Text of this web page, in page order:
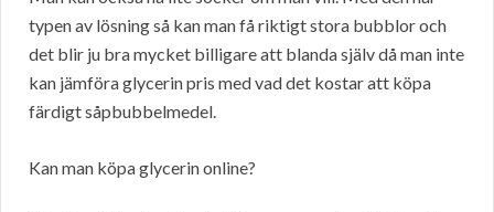
typen av lösning så kan man få riktigt stora bubblor och
det blir ju bra mycket billigare att blanda själv då man inte
kan jämföra glycerin pris med vad det kostar att köpa
färdigt såpbubbelmedel.
Kan man köpa glycerin online?